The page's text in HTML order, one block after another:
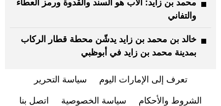
محمد بن زايد: الأب هو السند والقدوة ورمز العطاء
والتفاني
خالد بن محمد بن زايد يدشّن محطة قطار الركاب
بمدينة محمد بن زايد في أبوظبي
تعرف إلى الإمارات اليوم سياسة التحرير
الشروط والأحكام سياسة الخصوصية اتصل بنا